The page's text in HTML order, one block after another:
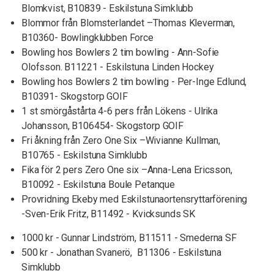
Blomkvist, B10839 - Eskilstuna Simklubb
Blommor från Blomsterlandet –Thomas Kleverman,
B10360- Bowlingklubben Force
Bowling hos Bowlers 2 tim bowling - Ann-Sofie
Olofsson. B11221 - Eskilstuna Linden Hockey
Bowling hos Bowlers 2 tim bowling - Per-Inge Edlund,
B10391- Skogstorp GOIF
1 st smörgåstårta 4-6 pers från Lökens - Ulrika
Johansson, B106454- Skogstorp GOIF
Fri åkning från Zero One Six –Wivianne Kullman,
B10765 - Eskilstuna Simklubb
Fika för 2 pers Zero One six –Anna-Lena Ericsson,
B10092 - Eskilstuna Boule Petanque
Provridning Ekeby med Eskilstunaortensryttarförening
-Sven-Erik Fritz, B11492 - Kvicksunds SK
1000 kr - Gunnar Lindström, B11511 - Smederna SF
500 kr - Jonathan Svanerö, B11306 - Eskilstuna
Simklubb